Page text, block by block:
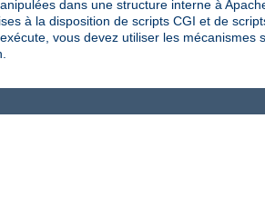
dans une structure interne à
à la disposition de scripts CGI et de
vous devez utiliser les